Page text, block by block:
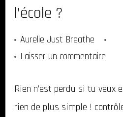
l’école ?
Aurelie Just Breathe
Laisser un commentaire
si
la
Rien n’est perdu si tu veux
rien de plus simple !